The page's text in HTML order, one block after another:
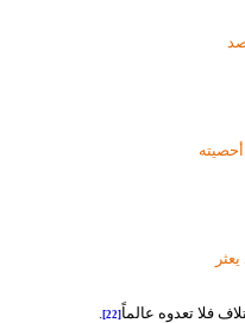
فلا تعدوه عالماً [22]